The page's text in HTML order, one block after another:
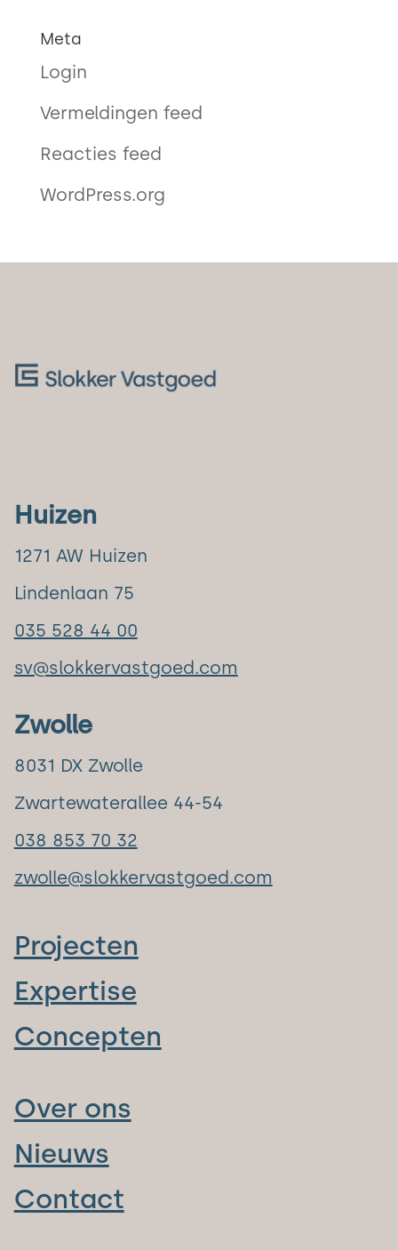
Meta
Login
Vermeldingen feed
Reacties feed
WordPress.org
Huizen
1271 AW Huizen
Lindenlaan 75
035 528 44 00
sv@slokkervastgoed.com
Zwolle
8031 DX Zwolle
Zwartewaterallee 44-54
038 853 70 32
zwolle@slokkervastgoed.com
Projecten
Expertise
Concepten
Over ons
Nieuws
Contact